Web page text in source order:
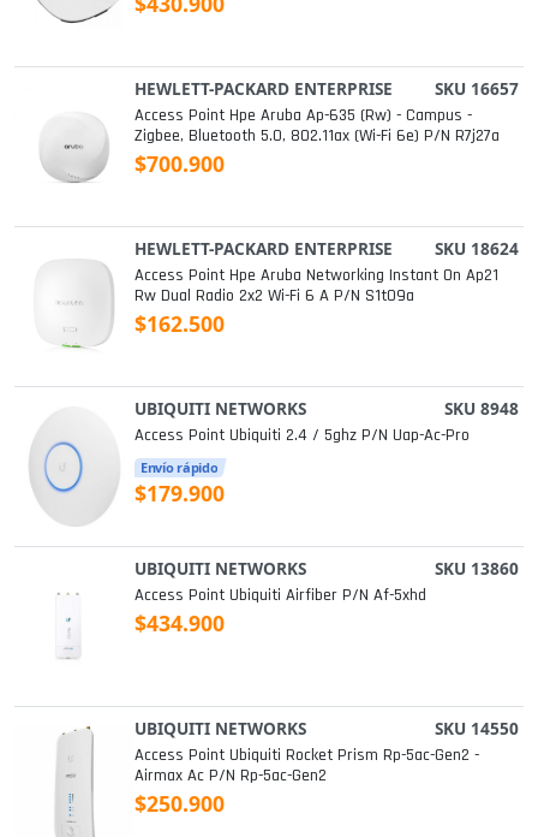
HEWLETT-PACKARD ENTERPRISE SKU 16657
Access Point Hpe Aruba Ap-635 (rw) - Campus -
Zigbee, Bluetooth 5.0, 802.11ax (wi-Fi 6e) P/n R7j27a
$700.900
HEWLETT-PACKARD ENTERPRISE SKU 18624
Access Point Hpe Aruba Networking Instant On Ap21
Rw Dual Radio 2x2 Wi-Fi 6 A P/n S1t09a
$162.500
UBIQUITI NETWORKS SKU 8948
Access Point Ubiquiti 2.4 / 5ghz P/n Uap-Ac-Pro
Envío rápido
$179.900
UBIQUITI NETWORKS SKU 13860
Access Point Ubiquiti Airfiber P/n Af-5xhd
$434.900
UBIQUITI NETWORKS SKU 14550
Access Point Ubiquiti Rocket Prism Rp-5ac-Gen2 -
Airmax Ac P/n Rp-5ac-Gen2
$250.900